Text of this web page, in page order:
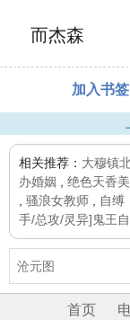
而杰森
加入书签
相关推荐： 大穆镇
办婚姻
绝色天香
骚浪女教师 自缚
手/总攻/灵异]鬼王
首页